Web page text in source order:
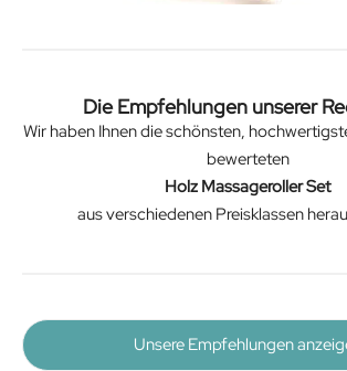
Die Empfehlungen unserer
Wir haben Ihnen die schönsten,
bewerteten
Holz Massageroller Set
aus verschiedenen Preisklassen
Unsere Empfehlungen